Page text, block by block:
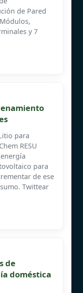
de Pared
y 7
para
RESU
para
de ese
Twittear
de
doméstica